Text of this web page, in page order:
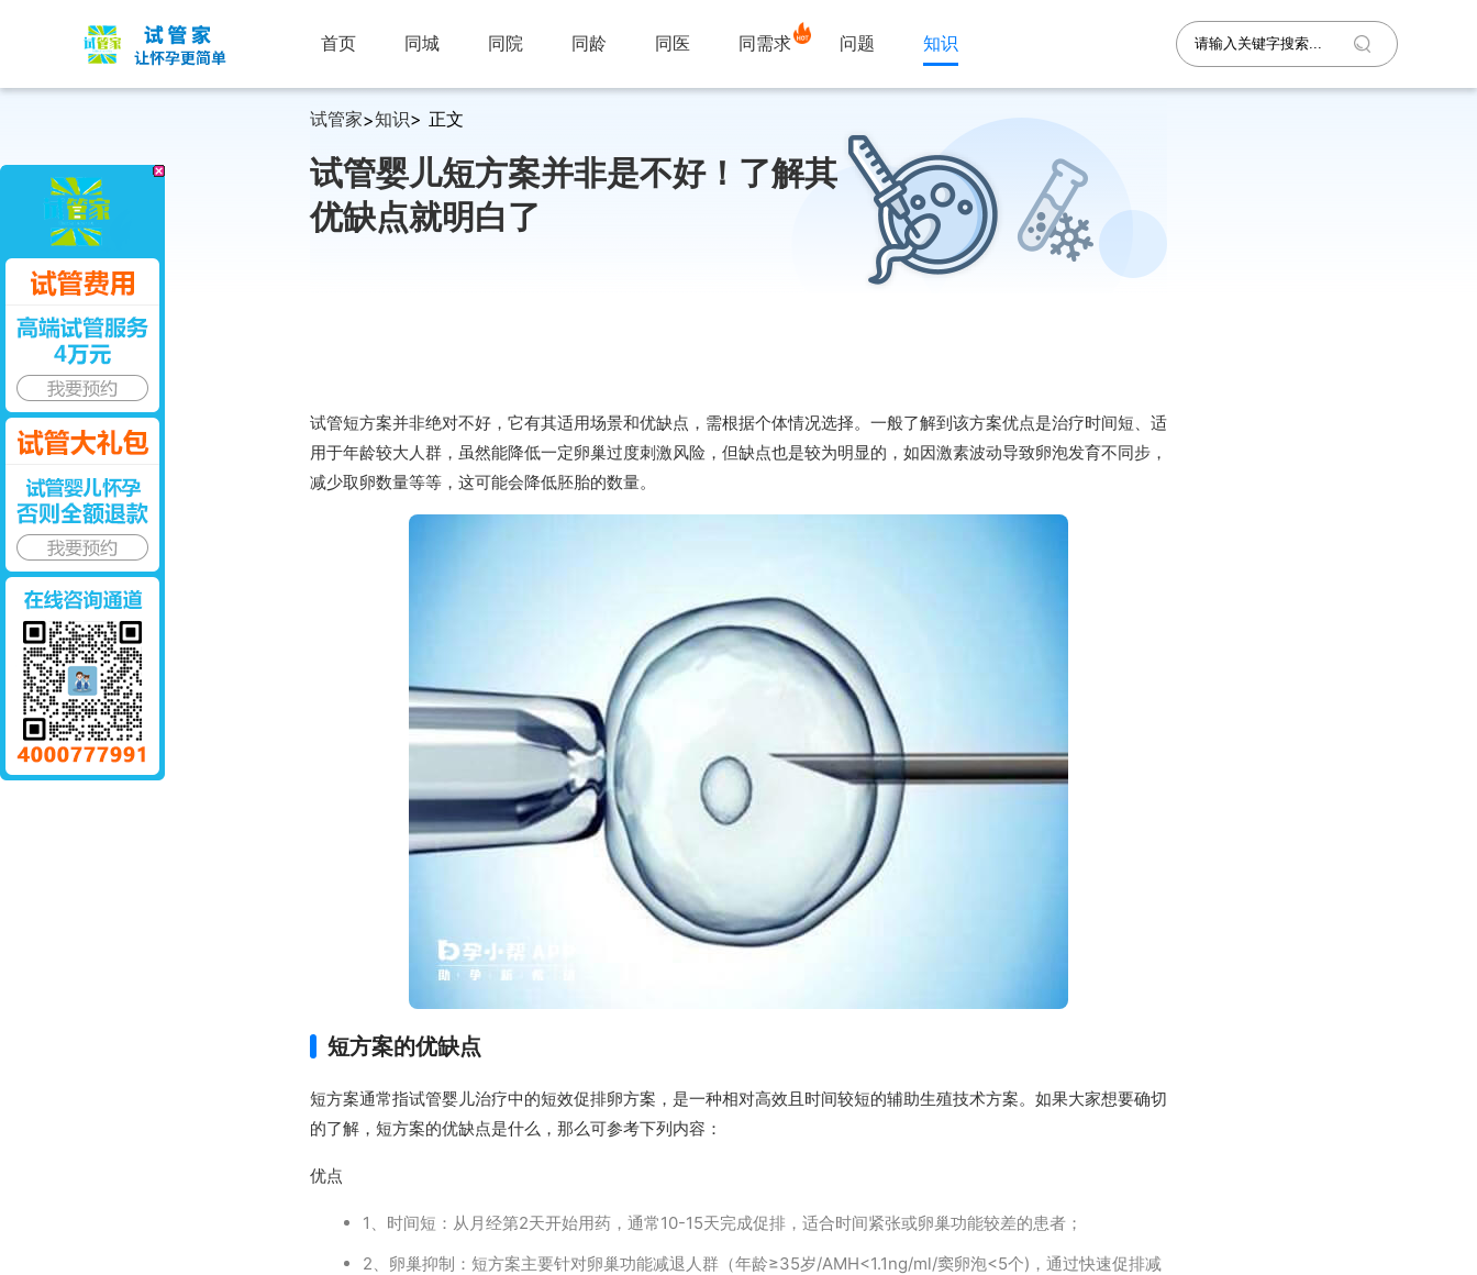
首页 同城 同院 同龄 同医 同需求 问题 知识
试管家>知识> 正文
试管婴儿短方案并非是不好！了解其
优缺点就明白了
试管短方案并非绝对不好，它有其适用场景和优缺点，需根据个体情况选择。一般了解到该方案优点是治疗时间短、适
用于年龄较大人群，虽然能降低一定卵巢过度刺激风险，但缺点也是较为明显的，如因激素波动导致卵泡发育不同步，
减少取卵数量等等，这可能会降低胚胎的数量。
短方案的优缺点
短方案通常指试管婴儿治疗中的短效促排卵方案，是一种相对高效且时间较短的辅助生殖技术方案。如果大家想要确切
的了解，短方案的优缺点是什么，那么可参考下列内容：
优点
1、时间短：从月经第2天开始用药，通常10-15天完成促排，适合时间紧张或卵巢功能较差的患者；
2、卵巢抑制：短方案主要针对卵巢功能减退人群（年龄≥35岁/AMH<1.1ng/ml/窦卵泡<5个)，通过快速促排减